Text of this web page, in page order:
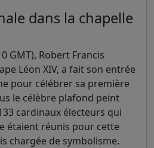
dans la chapelle
GMT), Robert Francis
Léon XIV, a fait son entrée
pour célébrer sa première
le célèbre plafond peint
cardinaux électeurs qui
étaient réunis pour cette
chargée de symbolisme.